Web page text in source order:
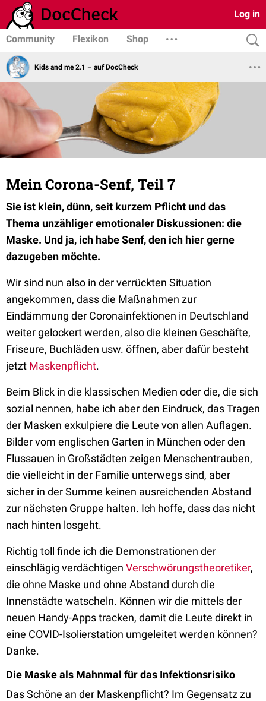
Log in
Community Flexikon Shop
Kids and me 2.1 – auf DocCheck
Mein Corona-Senf, Teil 7
Sie ist klein, dünn, seit kurzem Pflicht und das
Thema unzähliger emotionaler Diskussionen: die
Maske. Und ja, ich habe Senf, den ich hier gerne
dazugeben möchte.
Wir sind nun also in der verrückten Situation
angekommen, dass die Maßnahmen zur
Eindämmung der Coronainfektionen in Deutschland
weiter gelockertwerden, also die kleinen Geschäfte,
Friseure, Buchläden usw. öffnen, aber dafür besteht
jetzt Maskenpflicht.
Beim Blick in die klassischen Medien oder die, die sich
sozial nennen, habe ich aber den Eindruck, das Tragen
der Masken exkulpiere die Leute von allen Auflagen.
Bilder vom englischen Garten in München oder den
Flussauen in Großstädten zeigen Menschentrauben,
die vielleicht in der Familie unterwegs sind, aber
sicher in der Summe keinen ausreichenden Abstand
zur nächsten Gruppe halten. Ich hoffe, dass das nicht
nach hinten losgeht.
Richtig toll finde ich die Demonstrationen der
einschlägig verdächtigen Verschwörungstheoretiker,
die ohne Maske und ohne Abstand durch die
Innenstädte watscheln. Können wir die mittels der
neuen Handy-Apps tracken, damit die Leute direkt in
eine COVID-Isolierstation umgeleitet werden können?
Danke.
Die Maske als Mahnmal für das Infektionsrisiko
Das Schöne an der Maskenpflicht? Im Gegensatz zu